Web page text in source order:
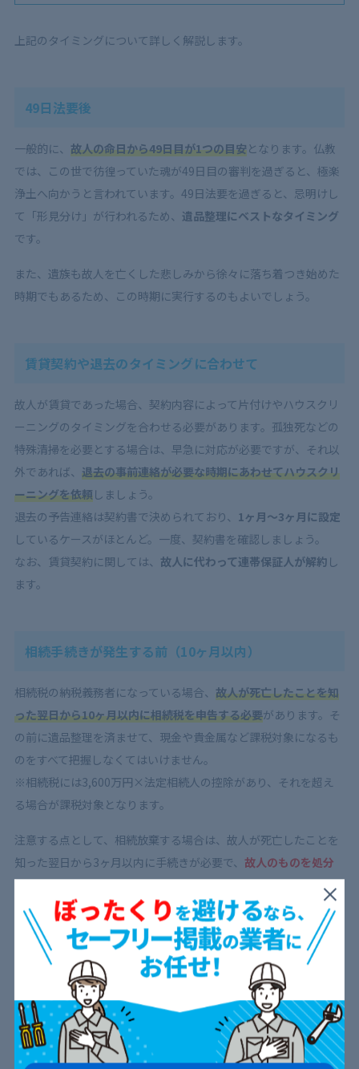
上記のタイミングについて詳しく解説します。
49日法要後
一般的に、 故人の命日から49日目が1つの目安となります。仏教
では、この世で彷徨っていた魂が49日目の審判を過ぎると、極楽
浄土へ向かうと言われています。49日法要を過ぎると、忌明けし
て「形見分け」が行われるため、 遺品整理にベストなタイミング
です。
また、遺族も故人を亡くした悲しみから徐々に落ち着つき始めた
時期でもあるため、この時期に実行するのもよいでしょう。
賃貸契約や退去のタイミングに合わせて
故人が賃貸であった場合、契約内容によって片付けやハウスクリ
ーニングのタイミングを合わせる必要があります。孤独死などの
特殊清掃を必要とする場合は、早急に対応が必要ですが、それ以
外であれば、 退去の事前連絡が必要な時期にあわせてハウスクリ
ーニングを依頼しましょう。
退去の予告連絡は契約書で決められており、 1ヶ月〜3ヶ月に設定
しているケースがほとんど。一度、契約書を確認しましょう。
なお、賃貸契約に関しては、 故人に代わって連帯保証人が解約 し
ます。
相続手続きが発生する前（10ヶ月以内）
相続税の納税義務者になっている場合、 故人が死亡したことを知
った翌日から10ヶ月以内に相続税を申告する必要があります。そ
の前に遺品整理を済ませて、現金や貴金属など課税対象になるも
のをすべて把握しなくてはいけません。
※相続税には3,600万円×法定相続人の控除があり、それを超え
る場合が課税対象となります。
注意する点として、相続放棄する場合は、故人が死亡したことを
知った翌日から3ヶ月以内に手続きが必要で、 故人のものを処分
したり売ったりできません。
遺品整理やハウスクリーニングに関することは、相続に関連する
ため、遺族同士で話し合って時期や誰が行うのかを決めておきま
しょう。
遺品整理時にハウスクリーニングを依頼する
メリット